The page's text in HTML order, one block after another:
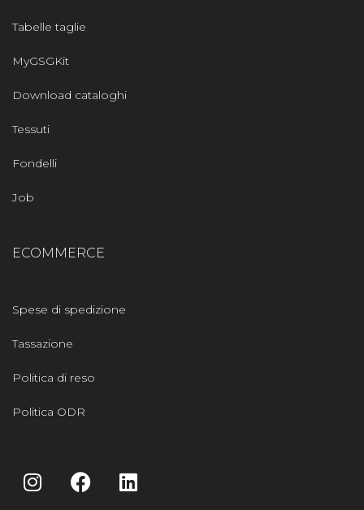
Tabelle taglie
MyGSGKit
Download cataloghi
Tessuti
Fondelli
Job
ECOMMERCE
Spese di spedizione
Tassazione
Politica di reso
Politica ODR